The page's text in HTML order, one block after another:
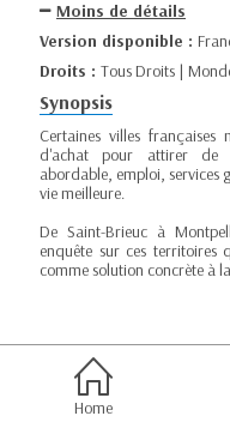
Moins de détails
Version disponible :
Droits : Tous Droits |
Synopsis
Certaines villes
d'achat pour attirer de
abordable, emploi, services
vie meilleure.
De Saint-Brieuc à
enquête sur ces territoires
comme solution concrète à
Home